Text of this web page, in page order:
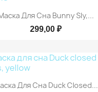
Для Сна Bunny Sly,...
299,00 ₽
Для Сна Duck Closed...